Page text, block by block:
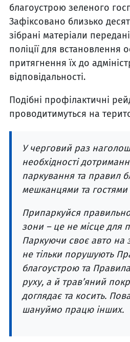
благоустрою зеленого
Зафіксовано близько
зібрані матеріали
поліції для встановлення
притягнення їх до
відповідальності.
Подібні профілактичні
проводитимуться на
У черговий раз
необхідності
паркування та правил
мешканцями та
Припаркуйся
зони – це не місце для
Паркуючи своє авто на
не тільки порушують
благоустрою та
руху, а й трав’яний
доглядає та косить.
шануймо працю інших.